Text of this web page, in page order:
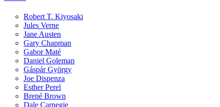
Robert T. Kiyosaki
Jules Verne
Jane Austen
Gary Chapman
Gabor Maté
Daniel Goleman
Gáspár György
Joe Dispenza
Esther Perel
Brené Brown
Dale Carnegie